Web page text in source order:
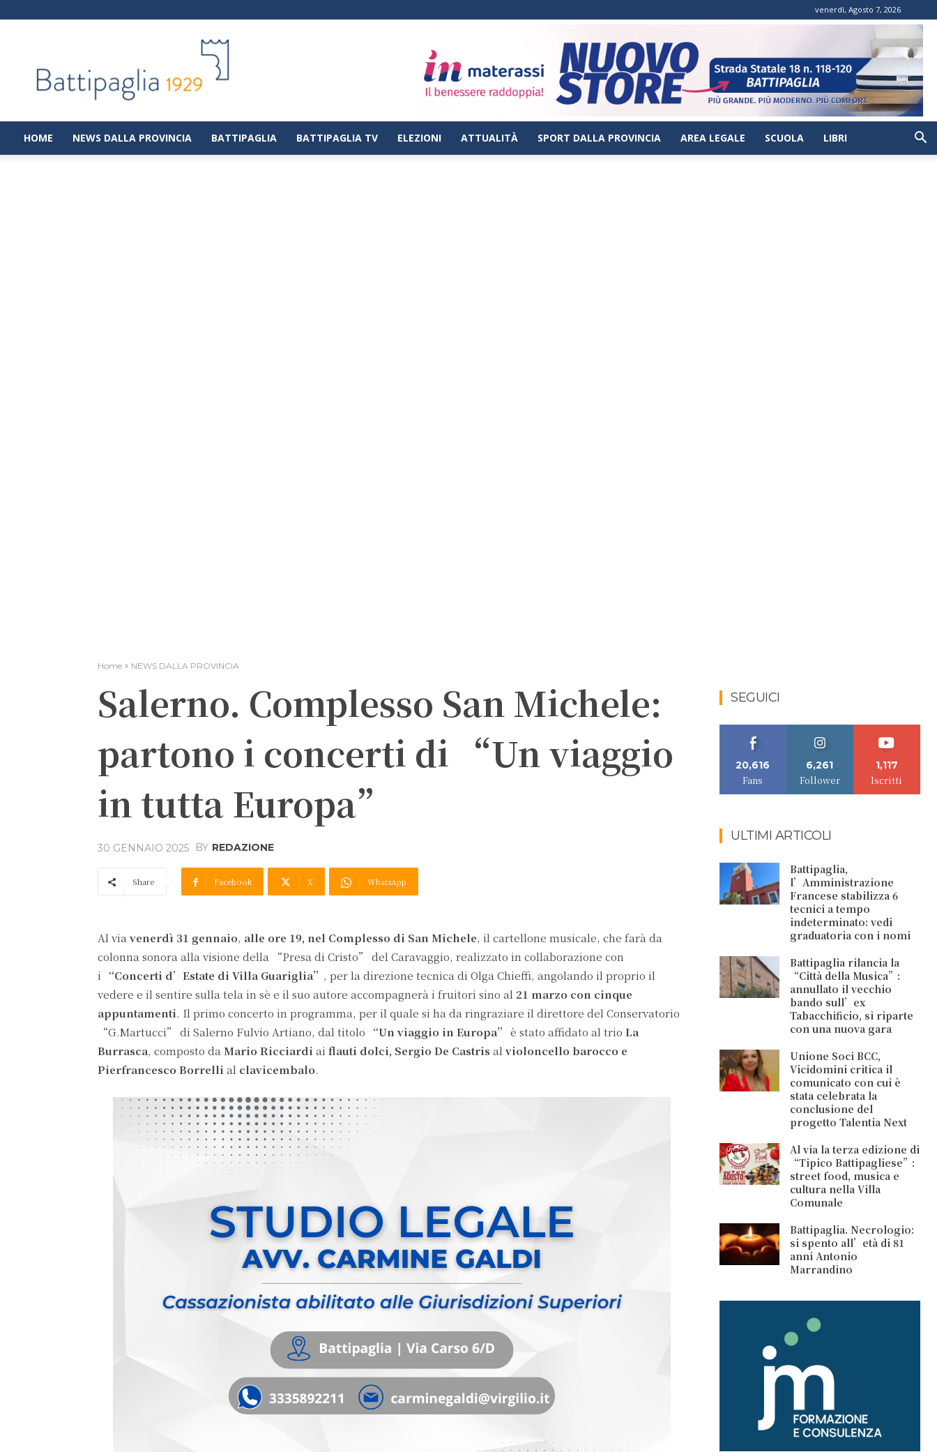
venerdì, Agosto 7, 2026
|
Notizie
dalla
città
di
HOME NEWS DALLA PROVINCIA BATTIPAGLIA BATTIPAGLIA TV ELEZIONI ATTUALITÀ SPORT DALLA PROVINCIA AREA LEGALE SCUOLA LIBRI
Home NEWS DALLA PROVINCIA
Salerno. Complesso San Michele:
partono i concerti di “Un viaggio
in tutta Europa”
30 GENNAIO 2025 BY REDAZIONE
Share Facebook X WhatsApp
Al via venerdì 31 gennaio, alle ore 19, nel Complesso di San Michele, il cartellone musicale, che farà da
colonna sonora alla visione della “Presa di Cristo” del Caravaggio, realizzato in collaborazione con
i “Concerti d’Estate di Villa Guariglia” , per la direzione tecnica di Olga Chieffi, angolando il proprio il
vedere e il sentire sulla tela in sè e il suo autore accompagnerà i fruitori sino al 21 marzo con cinque
appuntamenti. Il primo concerto in programma, per il quale si ha da ringraziare il direttore del Conservatorio
“G.Martucci” di Salerno Fulvio Artiano, dal titolo
“Un viaggio in Europa” è stato affidato al trio La
Burrasca, composto da Mario Ricciardi ai flauti dolci, Sergio De Castris al violoncello barocco e
Pierfrancesco Borrelli al clavicembalo.
SEGUICI
20,616
Fans
6,261
Follower
1,117
Iscritti
ULTIMI ARTICOLI
Battipaglia,
l’Amministrazione
Francese stabilizza 6
tecnici a tempo
indeterminato: vedi
graduatoria con i nomi
Battipaglia rilancia la
“Città della Musica”:
annullato il vecchio
bando sull’ex
Tabacchificio, si riparte
con una nuova gara
Unione Soci BCC,
Vicidomini critica il
comunicato con cui è
stata celebrata la
conclusione del
progetto Talentia Next
Al via la terza edizione di
“Tipico Battipagliese”:
street food, musica e
cultura nella Villa
Comunale
Battipaglia. Necrologio:
si spento all’età di 81
anni Antonio
Marrandino